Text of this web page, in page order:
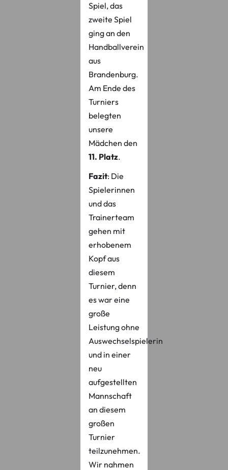
Spiel, das
zweite Spiel
ging an den
Handballverein
aus
Brandenburg.
Am Ende des
Turniers
belegten
unsere
Mädchen den
11. Platz.
Fazit: Die
Spielerinnen
und das
Trainerteam
gehen mit
erhobenem
Kopf aus
diesem
Turnier, denn
es war eine
große
Leistung ohne
Auswechselspielerin
und in einer
neu
aufgestellten
Mannschaft
an diesem
großen
Turnier
teilzunehmen.
Wir nahmen